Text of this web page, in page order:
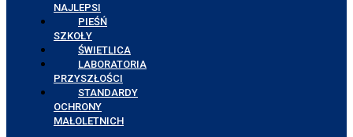
NAJLEPSI
PIEŚŃ
SZKOŁY
ŚWIETLICA
LABORATORIA
PRZYSZŁOŚCI
STANDARDY
OCHRONY
MAŁOLETNICH